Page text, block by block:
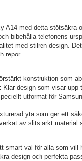
A14 med detta stötsäkra
bibehålla telefonens
med stilren design.
repor.
konstruktion som
Klar design som visar upp
utformat för
yta som ger ett
av slitstarkt material
smart val för alla som
design och perfekta